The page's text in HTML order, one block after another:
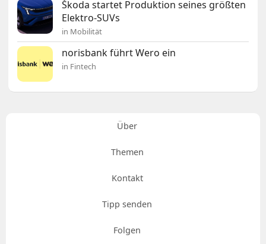
Škoda startet Produktion seines größten
Elektro-SUVs
in Mobilität
norisbank führt Wero ein
in Fintech
Über
Themen
Kontakt
Tipp senden
Folgen